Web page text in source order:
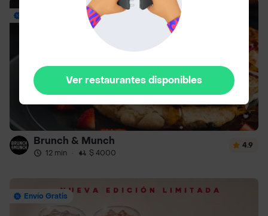
Brunch & Munch
12 min · $ 4000
4.9
Envío Gratis
Ver restaurantes disponibles